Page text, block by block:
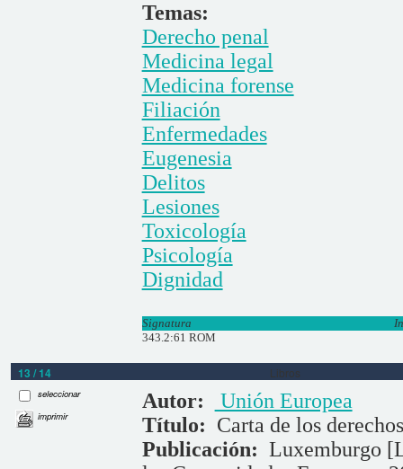
Temas:
Derecho penal
Medicina legal
Medicina forense
Filiación
Enfermedades
Eugenesia
Delitos
Lesiones
Toxicología
Psicología
Dignidad
Signatura
343.2:61 ROM
13 / 14 Libros
seleccionar
imprimir
Autor:
Unión Europea
Título: Carta de los
Publicación: Luxemburgo